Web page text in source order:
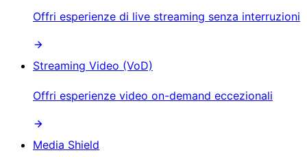
Offri esperienze di live streaming senza interruzioni
Streaming Video (VoD)
Offri esperienze video on-demand eccezionali
Media Shield